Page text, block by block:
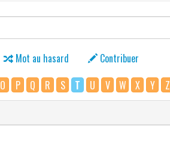
Mot au hasard
Contribuer
O P Q R S T U V W X Y Z